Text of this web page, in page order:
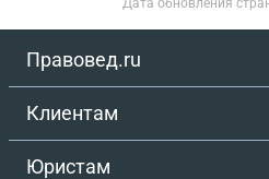
Дата обновления
Правовед.ru
Клиентам
Юристам